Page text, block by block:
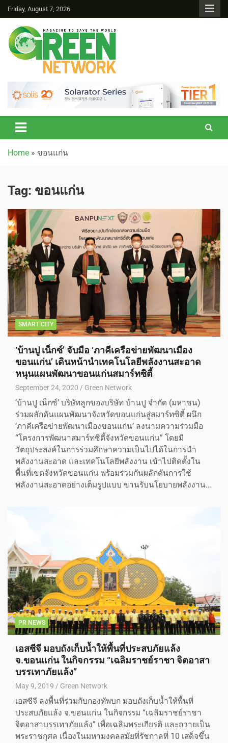
Friday, August 7, 2026
Green Network
Home » ขอนแก่น
Tag: ขอนแก่น
SMART CITY
‘บ้านปู เน็กซ์’ จับมือ ‘ภาคีเครือข่ายพัฒนาเมือง
ขอนแก่น’ เดินหน้านำเทคโนโลยีพลังงานสะอาด
หนุนแผนพัฒนาขอนแก่นสมาร์ทซิตี้
September 24, 2020 Green Network
‘บ้านปู เน็กซ์’ บริษัทลูกของบริษัท บ้านปู จำกัด (มหาชน)
ร่วมผลักดันแผนพัฒนาจังหวัดขอนแก่นสู่สมาร์ทซิตี้ ผนึก
‘ภาคีเครือข่ายพัฒนาเมืองขอนแก่น’ ลงนามความร่วมมือ
“โครงการพัฒนาสมาร์ทซิตี้จังหวัดขอนแก่น” โดยมี
วัตถุประสงค์ในการร่วมศึกษาความเป็นไปได้ในการนำ
พลังงานสะอาด และเทคโนโลยีพลังงาน เข้าไปติดตั้งใน
พื้นที่เขตจังหวัดขอนแก่น พร้อมร่วมกันผลักดันการใช้
พลังงานสะอาดอย่างเต็มรูปแบบ ขานรับนโยบายพลังงาน…
PR NEWS
เอสซีจี มอบถังเก็บน้ำให้พื้นที่ประสบภัยแล้ง
จ.ขอนแก่น ในกิจกรรม “เฉลิมราชย์ราชา จิตอาสา
บรรเทาภัยแล้ง”
May 9, 2019 Green Network
เอสซีจี ลงพื้นที่ร่วมกับกองทัพบก มอบถังเก็บน้ำให้พื้นที่
ประสบภัยแล้ง จ.ขอนแก่น ในกิจกรรม “เฉลิมราชย์ราชา
จิตอาสาบรรเทาภัยแล้ง” เพื่อเฉลิมพระเกียรติ เเละถวายเป็น
พระราชกุศล เนื่องในมหามงคลสมัยที่รัชกาลที่ 10 เสด็จขึ้น